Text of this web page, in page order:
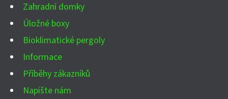
Zahradní domky
Úložné boxy
Bioklimatické pergoly
Informace
Příběhy zákazníků
Napište nám